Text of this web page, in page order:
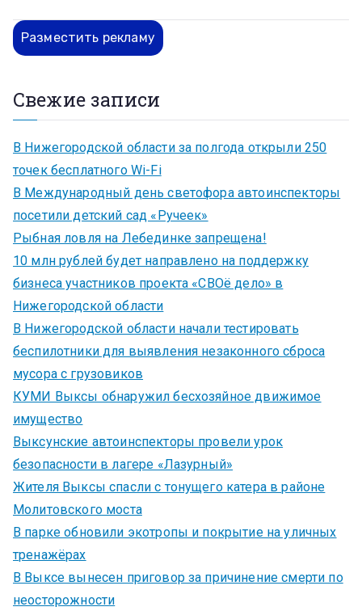
Разместить рекламу
Свежие записи
В Нижегородской области за полгода открыли 250
точек бесплатного Wi-Fi
В Международный день светофора автоинспекторы
посетили детский сад «Ручеек»
Рыбная ловля на Лебединке запрещена!
10 млн рублей будет направлено на поддержку
бизнеса участников проекта «СВОё дело» в
Нижегородской области
В Нижегородской области начали тестировать
беспилотники для выявления незаконного сброса
мусора с грузовиков
КУМИ Выксы обнаружил бесхозяйное движимое
имущество
Выксунские автоинспекторы провели урок
безопасности в лагере «Лазурный»
Жителя Выксы спасли с тонущего катера в районе
Молитовского моста
В парке обновили экотропы и покрытие на уличных
тренажёрах
В Выксе вынесен приговор за причинение смерти по
неосторожности